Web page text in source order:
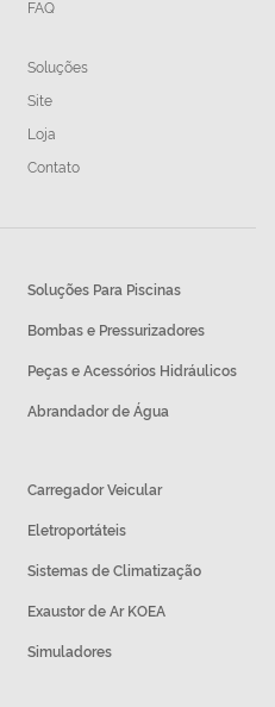
FAQ
Soluções
Site
Loja
Contato
Soluções Para Piscinas
Bombas e Pressurizadores
Peças e Acessórios Hidráulicos
Abrandador de Água
Carregador Veicular
Eletroportáteis
Sistemas de Climatização
Exaustor de Ar KOEA
Simuladores